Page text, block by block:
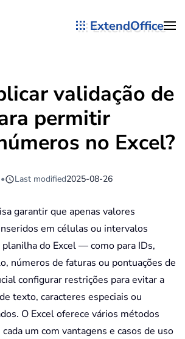
ExtendOffice
validação de
permitir
no Excel?
• Last modified2025-08-26
garantir que apenas valores
em células ou intervalos
planilha do Excel — como para IDs,
números de faturas ou pontuações de
configurar restrições para evitar a
texto, caracteres especiais ou
O Excel oferece vários métodos
cada um com vantagens e casos de uso